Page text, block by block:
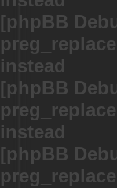
[phpBB
instead
[phpBB
instead
[phpBB